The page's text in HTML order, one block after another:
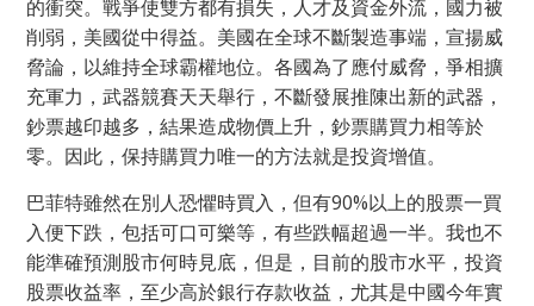
的衝突。戰爭使雙方都有損失，人才及資金外流，國力被
削弱，美國從中得益。美國在全球不斷製造事端，宣揚威
脅論，以維持全球霸權地位。各國為了應付威脅，爭相擴
充軍力，武器競賽天天舉行，不斷發展推陳出新的武器，
鈔票越印越多，結果造成物價上升，鈔票購買力相等於
零。因此，保持購買力唯一的方法就是投資增值。
巴菲特雖然在別人恐懼時買入，但有90%以上的股票一買
入便下跌，包括可口可樂等，有些跌幅超過一半。我也不
能準確預測股市何時見底，但是，目前的股市水平，投資
股票收益率，至少高於銀行存款收益，尤其是中國今年實